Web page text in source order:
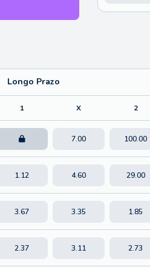
Longo Prazo
1 X 2
7.00 100.00
1.12 4.60 29.00
3.67 3.35 1.85
2.37 3.11 2.73